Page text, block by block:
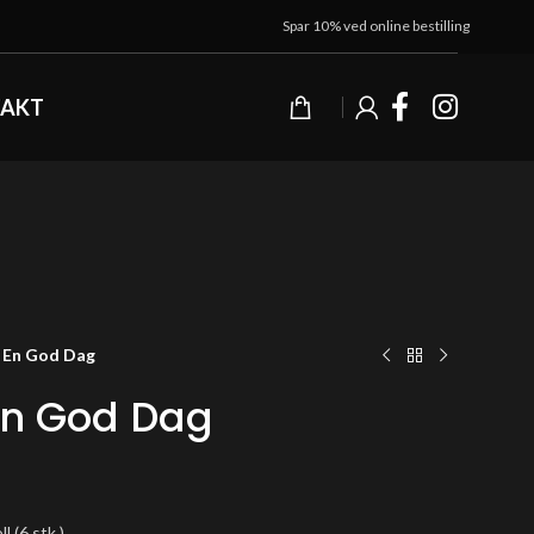
Spar 10% ved online bestilling
God Dag
God Dag